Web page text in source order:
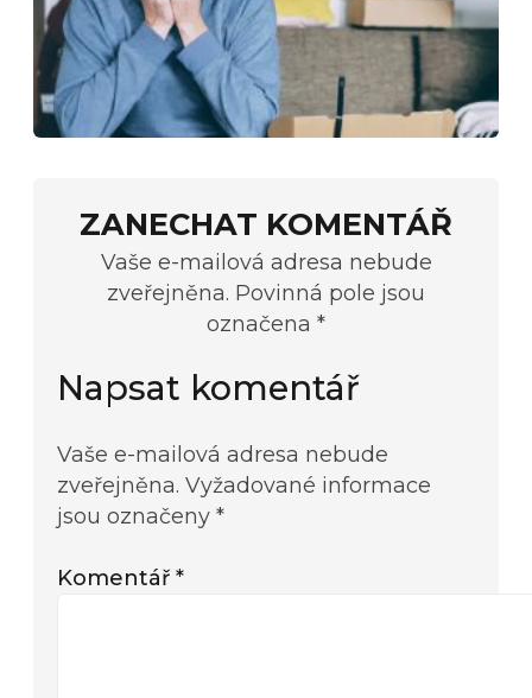
ZANECHAT KOMENTÁŘ
Vaše e-mailová adresa nebude
zveřejněna. Povinná pole jsou
označena *
Napsat komentář
Vaše e-mailová adresa nebude
zveřejněna. Vyžadované informace
jsou označeny *
Komentář *